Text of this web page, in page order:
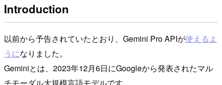
Introduction
以前から予告されていたとおり、Gemini Pro APIが使えるよ
うになりました。
Geminiとは、2023年12月6日にGoogleから発表されたマル
チモーダル大規模言語モデルです。